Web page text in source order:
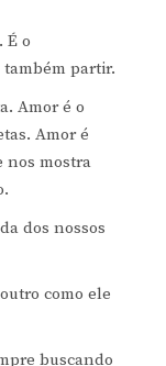
É o
também partir.
Amor é o
Amor é
nos mostra
dos nossos
como ele
buscando